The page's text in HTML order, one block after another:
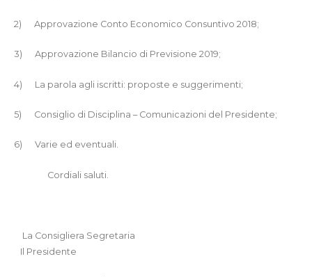
2) Approvazione Conto Economico Consuntivo 2018;
3) Approvazione Bilancio di Previsione 2019;
4) La parola agli iscritti: proposte e suggerimenti;
5) Consiglio di Disciplina – Comunicazioni del Presidente;
6) Varie ed eventuali.
Cordiali saluti.
La Consigliera Segretaria
Il Presidente